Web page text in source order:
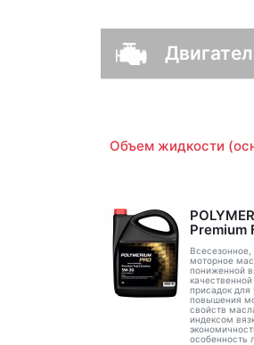
Объем жидкости
Premium
Всесезонное,
моторное
пониженной
присадок
повышения
свойств
индексом
особенность